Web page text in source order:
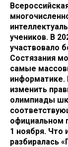
учеников. В
участвовало
Состязания
самые
изменить
олимпиады
официальном
1 ноября. Что
разбиралась